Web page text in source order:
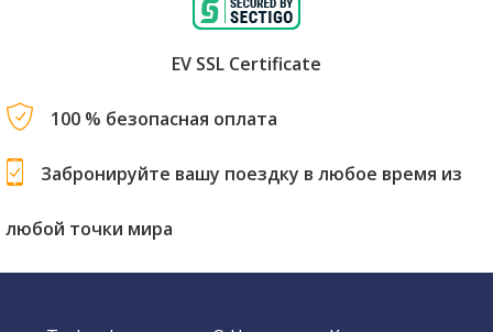
EV SSL Certificate
100 % безопасная оплата
Забронируйте вашу поездку в любое время из
любой точки мира